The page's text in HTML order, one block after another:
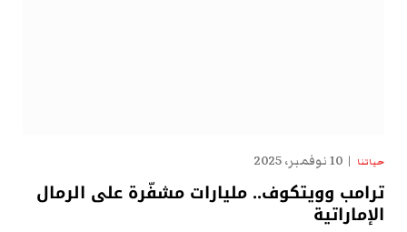
حياتنا 10 نوفمبر، 2025
ترامب وويتكوف.. مليارات مشفّرة على الرمال
الإماراتية